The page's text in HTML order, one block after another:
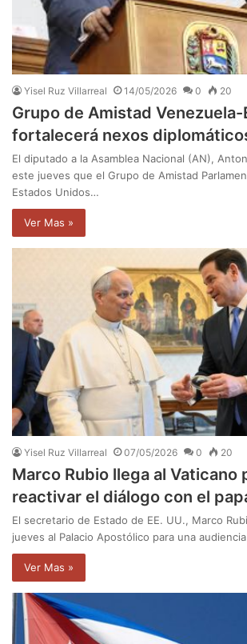
Yisel Ruz Villarreal 14/05/2026 0 20
Grupo de Amistad Venezuela-
fortalecerá nexos
El diputado a la Asamblea Nacional (AN),
este jueves que el Grupo de Amistad
Estados Unidos…
Ver Mas »
Yisel Ruz Villarreal 07/05/2026 0 20
Marco Rubio llega al Vaticano
reactivar el diálogo con el
El secretario de Estado de EE. UU., Marco
jueves al Palacio Apostólico para una
Ver Mas »